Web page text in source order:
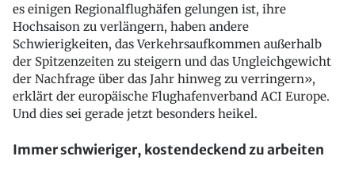
es einigen Regionalflughäfen gelungen ist, ihre
Hochsaison zu verlängern, haben andere
Schwierigkeiten, das Verkehrsaufkommen außerhalb
der Spitzenzeiten zu steigern und das Ungleichgewicht
der Nachfrage über das Jahr hinweg zu verringern»,
erklärt der europäische Flughafenverband ACI Europe.
Und dies sei gerade jetzt besonders heikel.
Immer schwieriger, kostendeckend zu arbeiten